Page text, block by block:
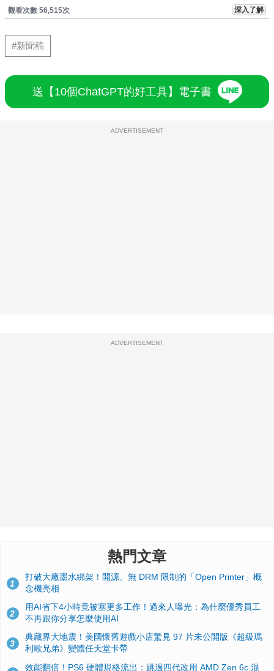
觀看次數 56,515次 深入了解
#新聞稿
送【10個ChatGPT的好工具】電子書
ADVERTISEMENT
ADVERTISEMENT
熱門文章
1
打破大廠墨水綁架！開源、無 DRM 限制的「Open Printer」概
念機亮相
2
用AI省下4小時竟被塞更多工作！過來人曝光：為什麼優秀員工
不再跟你分享怎麼使用AI
3
典藏界大地震！美國懷舊遊戲小店驚見 97 片未公開版《超級瑪
利歐兄弟》變體任天堂卡帶
效能翻倍！PS6 硬體規格流出：跳過四代改用 AMD Zen 6c 混